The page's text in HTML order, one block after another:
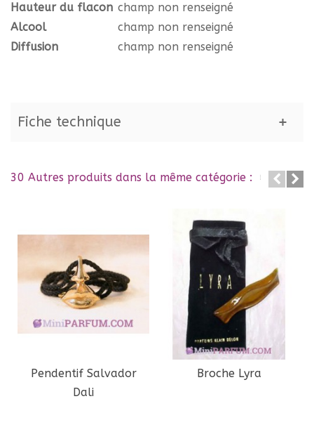
Hauteur du flacon champ non renseigné
Alcool
champ non renseigné
Diffusion
champ non renseigné
Fiche technique
30 Autres produits dans la même catégorie :
Pendentif Salvador
Dali
Broche Lyra